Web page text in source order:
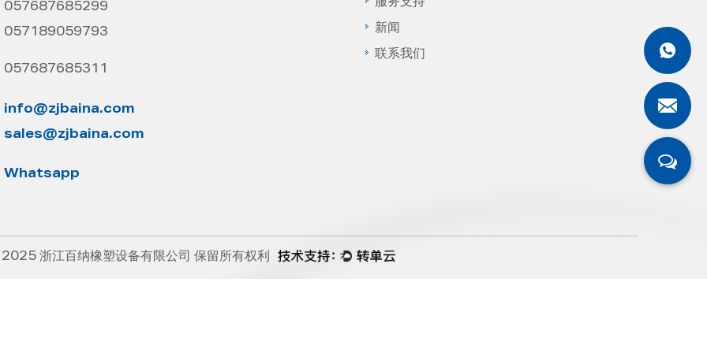
057687685299
057189059793
057687685311
info@zjbaina.com
sales@zjbaina.com
Whatsapp
服务支持
新闻
联系我们
2025 浙江百纳橡塑设备有限公司 保留所有权利